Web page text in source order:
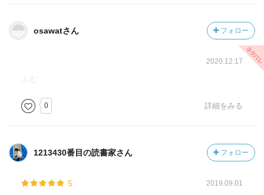
osawatさん フォロー
2020.12.17
0 詳細をみる
1213430番目の読書家さん フォロー
5 2019.09.01